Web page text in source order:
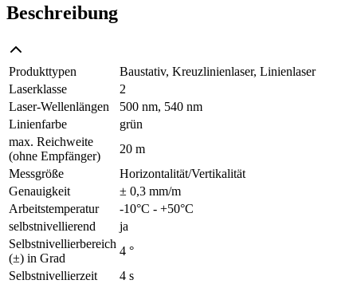
Beschreibung
Produkttypen
Baustativ, Kreuzlinienlaser, Linienlaser
Laserklasse
2
Laser-Wellenlängen
500 nm, 540 nm
Linienfarbe
grün
max. Reichweite
(ohne Empfänger)
20 m
Messgröße
Horizontalität/Vertikalität
Genauigkeit
± 0,3 mm/m
Arbeitstemperatur
-10°C - +50°C
selbstnivellierend
ja
Selbstnivellierbereich
(±) in Grad
4 °
Selbstnivellierzeit
4 s